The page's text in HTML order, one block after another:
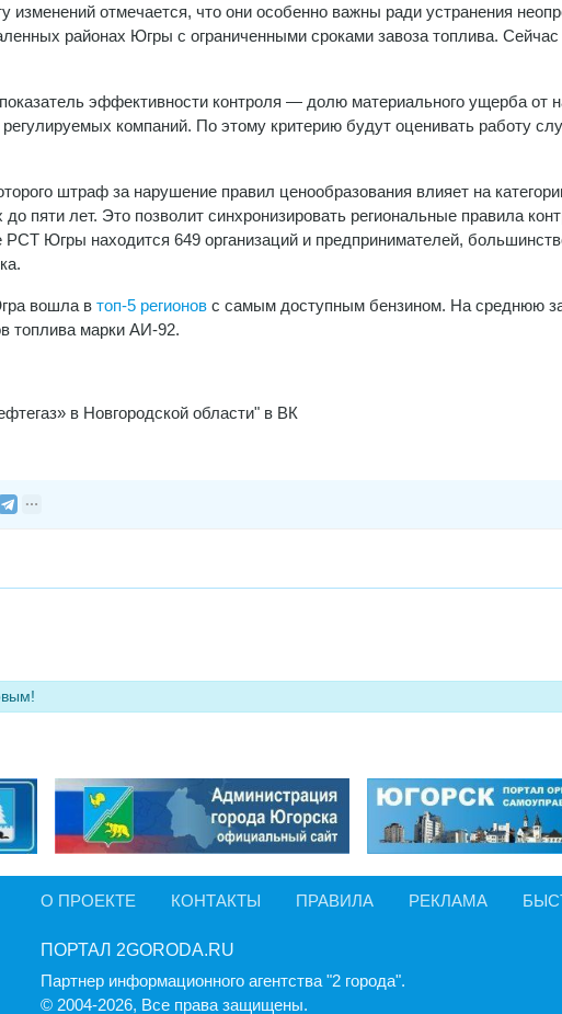
изменений отмечается, что они особенно важны ради устранения
районах Югры с ограниченными сроками завоза топлива. Сейчас
эффективности контроля — долю материального ущерба от
компаний. По этому критерию будут оценивать работу
штраф за нарушение правил ценообразования влияет на
пяти лет. Это позволит синхронизировать региональные правила
Югры находится 649 организаций и предпринимателей,
вошла в топ-5 регионов с самым доступным бензином. На среднюю
топлива марки АИ-92.
в Новгородской области" в ВК
О ПРОЕКТЕ КОНТАКТЫ ПРАВИЛА РЕКЛАМА
ПОРТАЛ 2GORODA.RU
Партнер информационного агентства "2 города".
© 2004-2026, Все права защищены.